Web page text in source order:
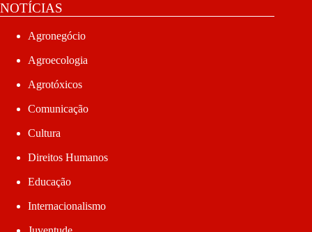
NOTÍCIAS
Agronegócio
Agroecologia
Agrotóxicos
Comunicação
Cultura
Direitos Humanos
Educação
Internacionalismo